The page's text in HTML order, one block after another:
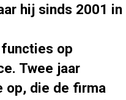
hij sinds 2001 in
op
Twee jaar
op, die de firma